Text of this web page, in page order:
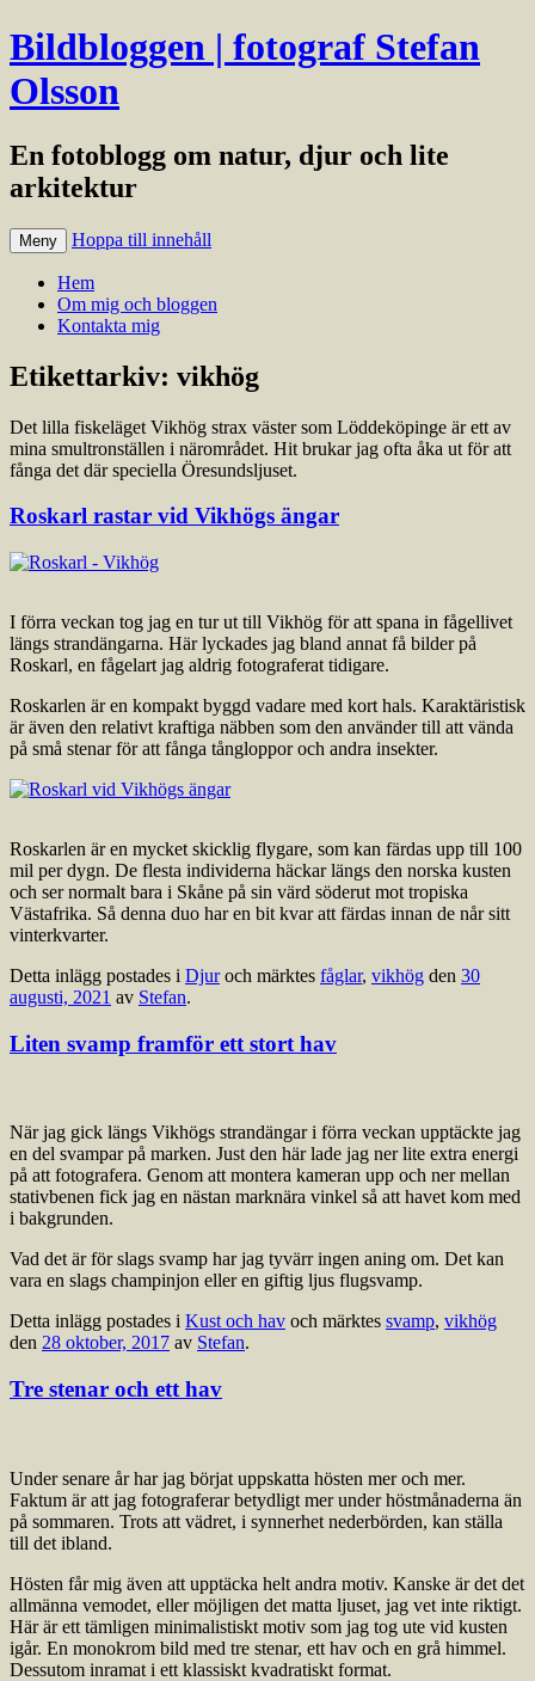
Bildbloggen | fotograf Stefan
Olsson
En fotoblogg om natur, djur och lite
arkitektur
Meny Hoppa till innehåll
Hem
Om mig och bloggen
Kontakta mig
Etikettarkiv: vikhög
Det lilla fiskeläget Vikhög strax väster som Löddeköpinge är ett av
mina smultronställen i närområdet. Hit brukar jag ofta åka ut för att
fånga det där speciella Öresundsljuset.
Roskarl rastar vid Vikhögs ängar
I förra veckan tog jag en tur ut till Vikhög för att spana in fågellivet
längs strandängarna. Här lyckades jag bland annat få bilder på
Roskarl, en fågelart jag aldrig fotograferat tidigare.
Roskarlen är en kompakt byggd vadare med kort hals. Karaktäristisk
är även den relativt kraftiga näbben som den använder till att vända
på små stenar för att fånga tångloppor och andra insekter.
Roskarlen är en mycket skicklig flygare, som kan färdas upp till 100
mil per dygn. De flesta individerna häckar längs den norska kusten
och ser normalt bara i Skåne på sin värd söderut mot tropiska
Västafrika. Så denna duo har en bit kvar att färdas innan de når sitt
vinterkvarter.
Detta inlägg postades i Djuroch märktes fåglar, vikhög den 30
augusti, 2021 av Stefan.
Liten svamp framför ett stort hav
När jag gick längs Vikhögs strandängar i förra veckan upptäckte jag
en del svampar på marken. Just den här lade jag ner lite extra energi
på att fotografera. Genom att montera kameran upp och ner mellan
stativbenen fick jag en nästan marknära vinkel så att havet kom med
i bakgrunden.
Vad det är för slags svamp har jag tyvärr ingen aning om. Det kan
vara en slags champinjon eller en giftig ljus flugsvamp.
Detta inlägg postades i Kust och hav och märktes svamp, vikhög
den 28 oktober, 2017 av Stefan.
Tre stenar och ett hav
Under senare år har jag börjat uppskatta hösten mer och mer.
Faktum är att jag fotograferar betydligt mer under höstmånaderna än
på sommaren. Trots att vädret, i synnerhet nederbörden, kan ställa
till det ibland.
Hösten får mig även att upptäcka helt andra motiv. Kanske är det det
allmänna vemodet, eller möjligen det matta ljuset, jag vet inte riktigt.
Här är ett tämligen minimalistiskt motiv som jag tog ute vid kusten
igår. En monokrom bild med tre stenar, ett hav och en grå himmel.
Dessutom inramat i ett klassiskt kvadratiskt format.